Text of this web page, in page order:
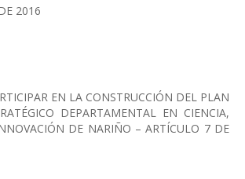
2016
EN LA CONSTRUCCIÓN DEL PLAN
DEPARTAMENTAL EN CIENCIA,
DE NARIÑO – ARTÍCULO 7 DE